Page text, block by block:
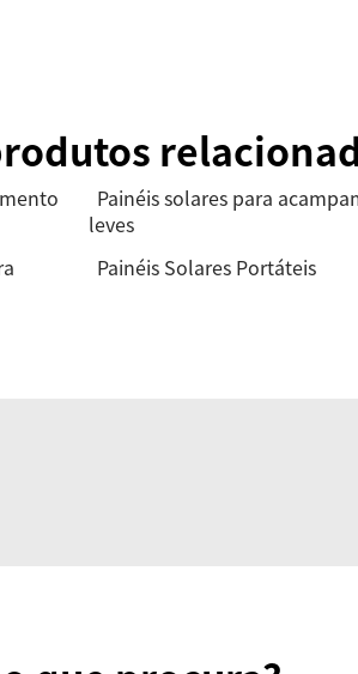
Painéis solares para
leves
Painéis Solares Portáteis